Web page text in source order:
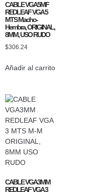
CABLE VGA5MF
REDLEAF VGA 5
MTS Macho-
Hembra, ORIGINAL,
8MM, USO RUDO
$306.24
Añadir al carrito
CABLE VGA3MM
REDLEAF VGA 3